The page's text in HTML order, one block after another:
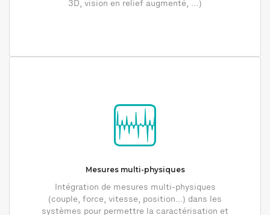
3D, vision en relief augmenté, …)
Mesures multi-physiques
Intégration de mesures multi-physiques
(couple, force, vitesse, position...) dans les
systèmes pour permettre la caractérisation et